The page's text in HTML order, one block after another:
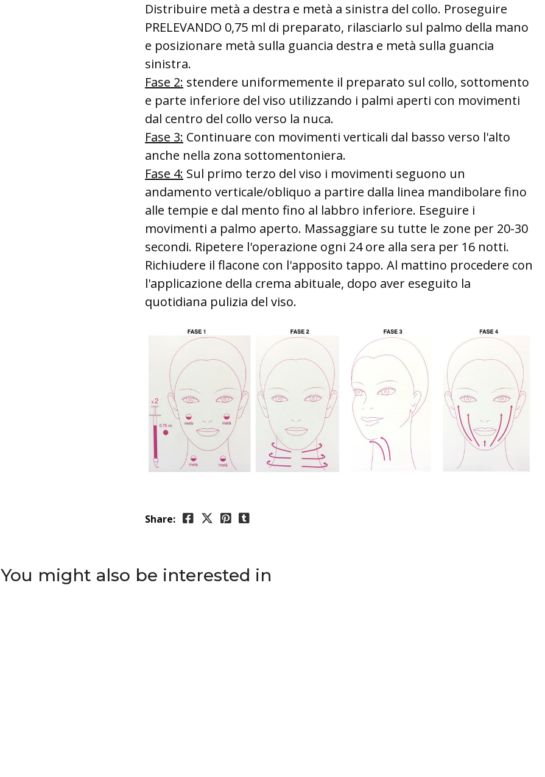
Distribuire metà a destra e metà a sinistra del collo. Proseguire
PRELEVANDO 0,75 ml di preparato, rilasciarlo sul palmo della mano
e posizionare metà sulla guancia destra e metà sulla guancia
sinistra.
Fase 2: stendere uniformemente il preparato sul collo, sottomento
e parte inferiore del viso utilizzando i palmi aperti con movimenti
dal centro del collo verso la nuca.
Fase 3: Continuare con movimenti verticali dal basso verso l'alto
anche nella zona sottomentoniera.
Fase 4: Sul primo terzo del viso i movimenti seguono un
andamento verticale/obliquo a partire dalla linea mandibolare fino
alle tempie e dal mento fino al labbro inferiore. Eseguire i
movimenti a palmo aperto. Massaggiare su tutte le zone per 20-30
secondi. Ripetere l'operazione ogni 24 ore alla sera per 16 notti.
Richiudere il flacone con l'apposito tappo. Al mattino procedere con
l'applicazione della crema abituale, dopo aver eseguito la
quotidiana pulizia del viso.
Share:
You might also be interested in